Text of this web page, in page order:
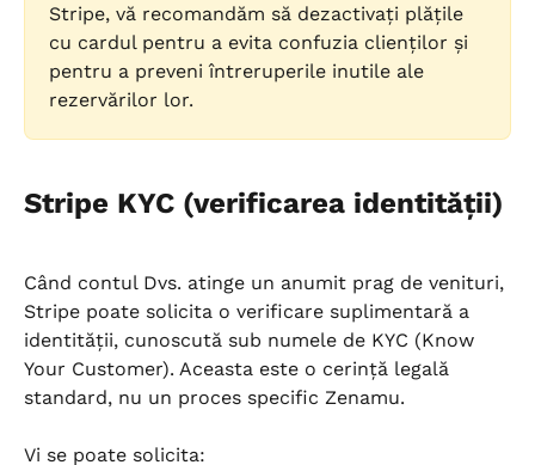
Stripe, vă recomandăm să dezactivați plățile
cu cardul pentru a evita confuzia clienților și
pentru a preveni întreruperile inutile ale
rezervărilor lor.
Stripe KYC (verificarea identității)
Când contul Dvs. atinge un anumit prag de venituri,
Stripe poate solicita o verificare suplimentară a
identității, cunoscută sub numele de KYC (Know
Your Customer). Aceasta este o cerință legală
standard, nu un proces specific Zenamu.
Vi se poate solicita: